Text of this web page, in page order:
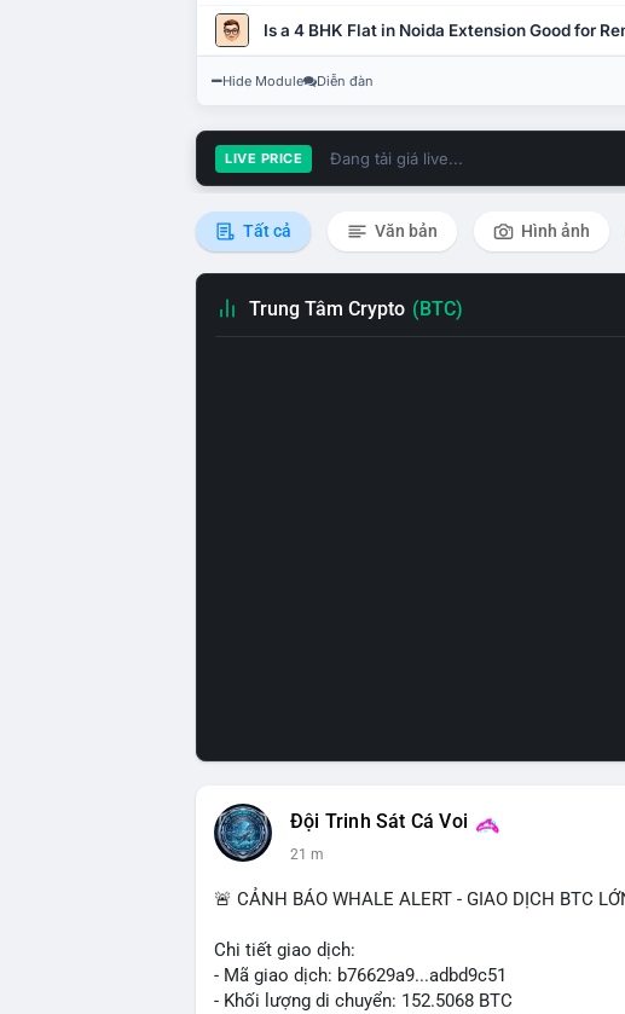
Is a 4 BHK Flat in Noida Extension Good for
Hide Module Diễn đàn
LIVE PRICE Đang tải giá live...
Tất cả Văn bản Hình ảnh
Trung Tâm Crypto (BTC)
Đội Trinh Sát Cá Voi
21 m
🚨 CẢNH BÁO WHALE ALERT - GIAO DỊCH BTC
Chi tiết giao dịch:
- Mã giao dịch: b76629a9...adbd9c51
- Khối lượng di chuyển: 152.5068 BTC